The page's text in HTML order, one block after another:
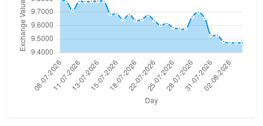
USD/BGN
USD/BHD
USD/BIF
USD/BMD